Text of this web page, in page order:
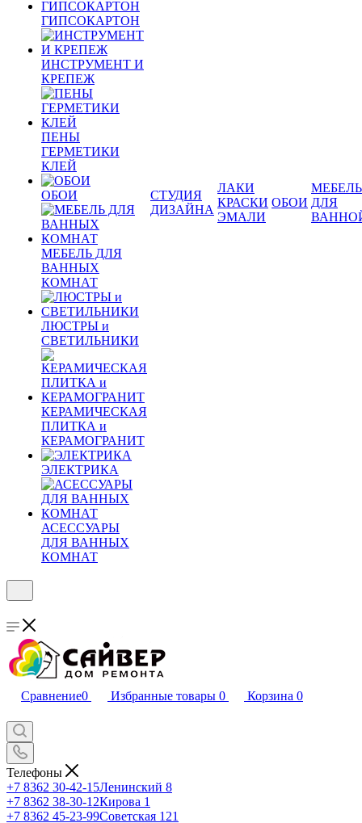
ГИПСОКАРТОН
ИНСТРУМЕНТ И
КРЕПЕЖ
ПЕНЫ
ГЕРМЕТИКИ
КЛЕЙ
ОБОИ
МЕБЕЛЬ ДЛЯ
ВАННЫХ
КОМНАТ
ЛЮСТРЫ и
СВЕТИЛЬНИКИ
КЕРАМИЧЕСКАЯ
ПЛИТКА и
КЕРАМОГРАНИТ
ЭЛЕКТРИКА
АСЕССУАРЫ
ДЛЯ ВАННЫХ
КОМНАТ
СТУДИЯ
ДИЗАЙНА
ЛАКИ
КРАСКИ
ЭМАЛИ
ОБОИ
МЕБЕЛЬ
ДЛЯ
Сравнение0 Избранные товары 0 Корзина 0
Телефоны
+7 8362 30-42-15Ленинский 8
+7 8362 38-30-12Кирова 1
+7 8362 45-23-99Советская 121